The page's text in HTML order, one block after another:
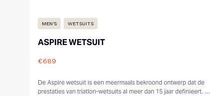
MEN'S WETSUITS
ASPIRE WETSUIT
€689
De Aspire wetsuit is een meermaals bekroond ontwerp dat de
prestaties van triatlon-wetsuits al meer dan 15 jaar definieert. De